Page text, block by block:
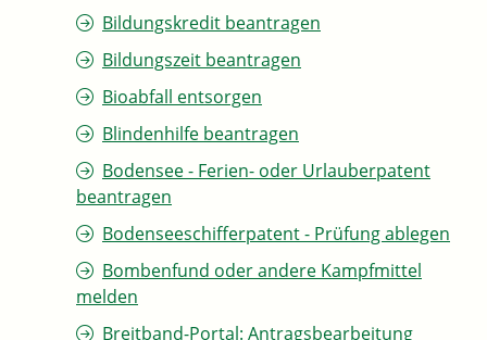
Bildungskredit beantragen
Bildungszeit beantragen
Bioabfall entsorgen
Blindenhilfe beantragen
Bodensee - Ferien- oder Urlauberpatent
beantragen
Bodenseeschifferpatent - Prüfung ablegen
Bombenfund oder andere Kampfmittel
melden
Breitband-Portal: Antragsbearbeitung